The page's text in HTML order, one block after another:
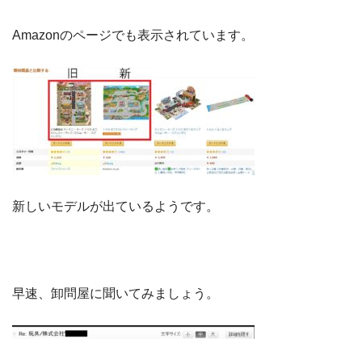
Amazonのページでも表示されています。
新しいモデルが出ているようです。
早速、卸問屋に聞いてみましょう。